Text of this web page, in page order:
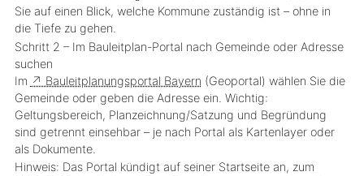
Sie auf einen Blick, welche Kommune zuständig ist – ohne in
die Tiefe zu gehen.
Schritt 2 – Im Bauleitplan-Portal nach Gemeinde oder Adresse
suchen
Im ↗ Bauleitplanungsportal Bayern (Geoportal) wählen Sie die
Gemeinde oder geben die Adresse ein. Wichtig:
Geltungsbereich, Planzeichnung/Satzung und Begründung
sind getrennt einsehbar – je nach Portal als Kartenlayer oder
als Dokumente.
Hinweis: Das Portal kündigt auf seiner Startseite an, zum